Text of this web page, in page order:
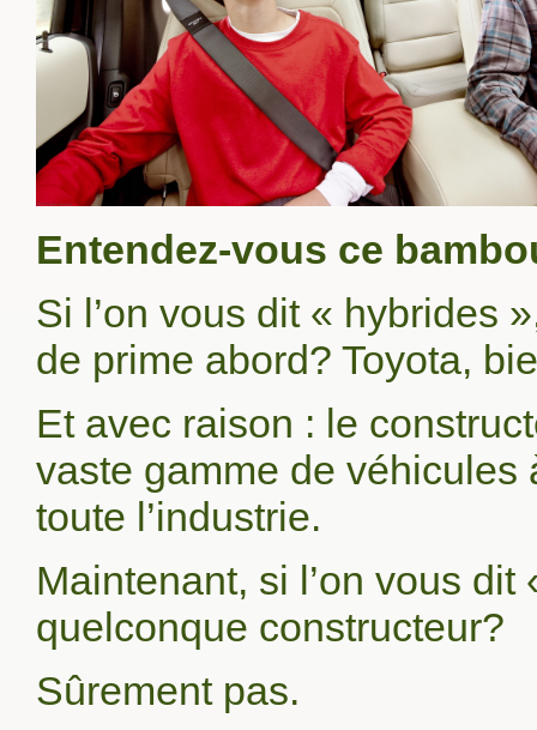
Entendez-vous ce
Si l’on vous dit « hybrides
de prime abord? Toyota,
Et avec raison : le
vaste gamme de
toute l’industrie.
Maintenant, si l’on vous
quelconque constructeur?
Sûrement pas.